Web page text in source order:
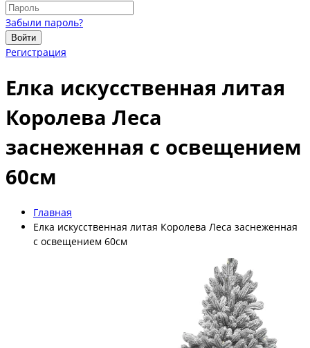
Забыли пароль?
Войти
Регистрация
Елка искусственная литая
Королева Леса
заснеженная с освещением
60см
Главная
Елка искусственная литая Королева Леса заснеженная
с освещением 60см